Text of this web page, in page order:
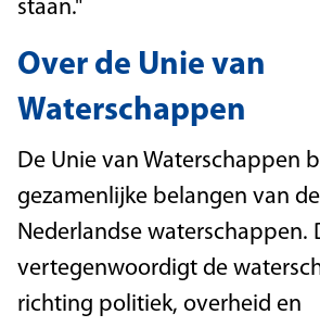
staan."
Over de Unie van
Waterschappen
De Unie van Waterschappen
gezamenlijke belangen van de
Nederlandse waterschappen.
vertegenwoordigt de
richting politiek, overheid en